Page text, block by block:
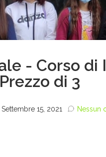
- Corso di
di 3
Settembre 15, 2021 Nessun